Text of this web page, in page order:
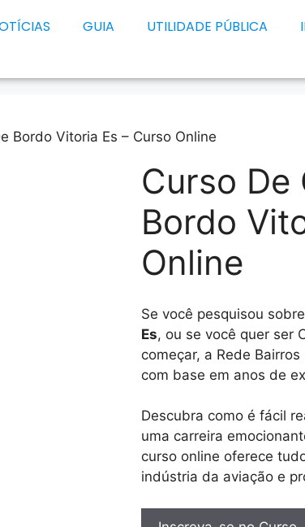
GUIA UTILIDADE PÚBLICA
Bordo Vitoria Es – Curso Online
Curso De
Bordo
Online
Se você pesquisou
Es, ou se você quer ser
começar, a Rede
com base em anos de
Descubra como é fácil
uma carreira
curso online oferece
indústria da aviação e